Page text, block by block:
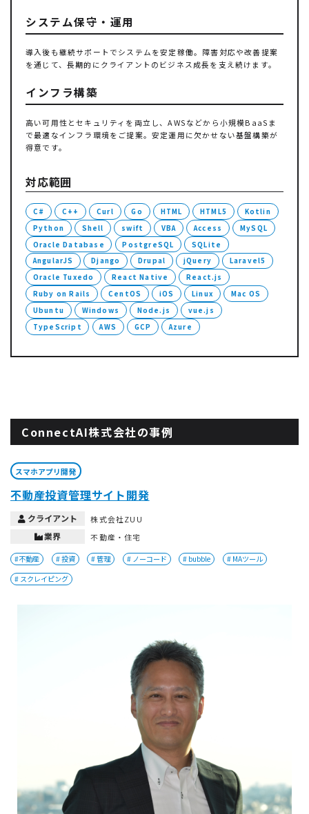
システム保守・運用
導入後も継続サポートでシステムを安定稼働。障害対応や改善提案
を通じて、長期的にクライアントのビジネス成長を支え続けます。
インフラ構築
高い可用性とセキュリティを両立し、AWSなどから小規模BaaSま
で最適なインフラ環境をご提案。安定運用に欠かせない基盤構築が
得意です。
対応範囲
C# C++ Curl Go HTML HTML5
Kotlin
Python
Shell swift VBA Access
MySQL
Oracle Database
PostgreSQL
SQLite
AngularJS
Django Drupal jQuery
Laravel5
Oracle Tuxedo
React Native
React.js
Ruby on Rails
CentOS iOS Linux
Mac OS
Ubuntu
Windows Node.js
vue.js
TypeScript
AWS GCP Azure
ConnectAI株式会社の事例
スマホアプリ開発
不動産投資管理サイト開発
クライアント 株式会社ZUU
業界 不動産・住宅
#不動産 # 投資 # 管理 # ノーコード # bubble
# MAツール
# スクレイピング